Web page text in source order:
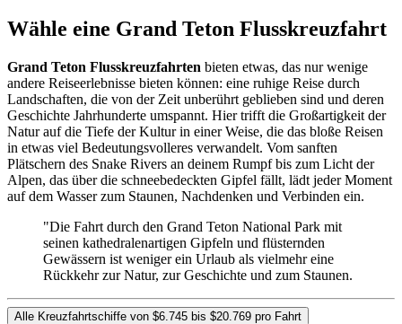
Wähle eine Grand Teton Flusskreuzfahrt
Grand Teton Flusskreuzfahrten bieten etwas, das nur wenige
andere Reiseerlebnisse bieten können: eine ruhige Reise durch
Landschaften, die von der Zeit unberührt geblieben sind und deren
Geschichte Jahrhunderte umspannt. Hier trifft die Großartigkeit der
Natur auf die Tiefe der Kultur in einer Weise, die das bloße Reisen
in etwas viel Bedeutungsvolleres verwandelt. Vom sanften
Plätschern des Snake Rivers an deinem Rumpf bis zum Licht der
Alpen, das über die schneebedeckten Gipfel fällt, lädt jeder Moment
auf dem Wasser zum Staunen, Nachdenken und Verbinden ein.
"Die Fahrt durch den Grand Teton National Park mit
seinen kathedralenartigen Gipfeln und flüsternden
Gewässern ist weniger ein Urlaub als vielmehr eine
Rückkehr zur Natur, zur Geschichte und zum Staunen.
Alle Kreuzfahrtschiffe von $6.745 bis $20.769 pro Fahrt